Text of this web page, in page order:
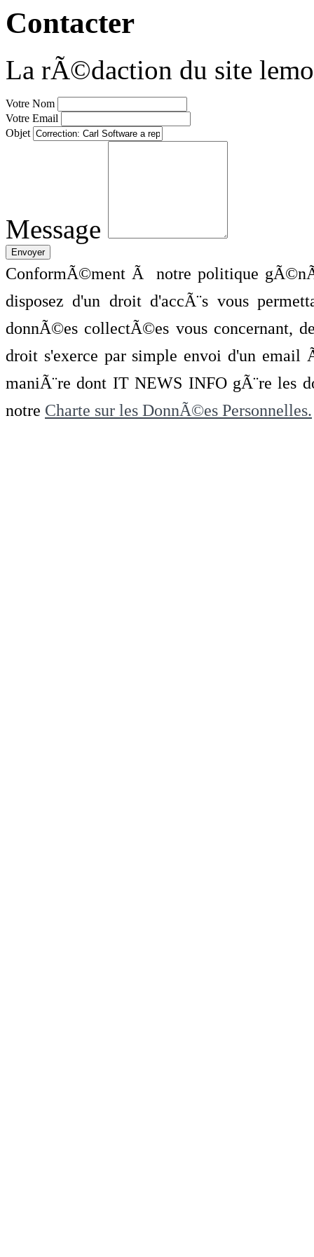
Contacter
La rÃ©daction du site
Votre Nom
Votre Email
Objet
Message
ConformÃ©ment Ã notre politique
disposez d'un droit d'accÃ¨s vous
donnÃ©es collectÃ©es vous concernant,
droit s'exerce par simple envoi d'un
maniÃ¨re dont IT NEWS INFO gÃ¨re les
notre Charte sur les DonnÃ©es Personnelles.